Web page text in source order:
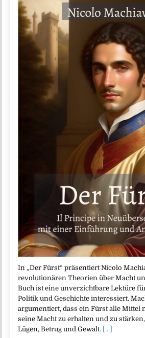
In „Der Fürst“ präsentiert Nicolo
revolutionären Theorien über Macht
Buch ist eine unverzichtbare Lektüre
Politik und Geschichte interessiert.
argumentiert, dass ein Fürst alle Mittel
seine Macht zu erhalten und zu
Lügen, Betrug und Gewalt. [...]